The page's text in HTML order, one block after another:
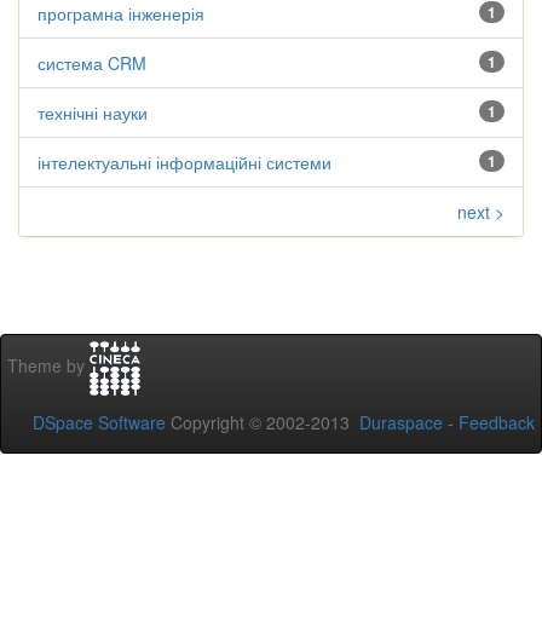
1
програмна інженерія
1
система CRM
1
технічні науки
1
інтелектуальні інформаційні системи
next >
Theme by
DSpace Software Copyright © 2002-2013 Duraspace - Feedback